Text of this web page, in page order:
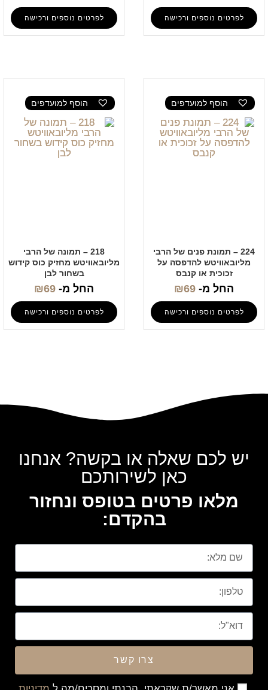
לפרטים נוספים ורכישה לפרטים נוספים ורכישה
הוסף למועדפים
224 – תמונת פנים של הרבי
מליובאוויטש להדפסה על
זכוכית או קנבס
החל מ- ₪69
לפרטים נוספים ורכישה
הוסף למועדפים
218 – תמונה של הרבי
מליובאוויטש מחזיק כוס קידוש
בשחור לבן
החל מ- ₪69
לפרטים נוספים ורכישה
יש לכם שאלה או בקשה? אנחנו
כאן לשירותכם
מלאו פרטים בטופס ונחזור
בהקדם:
צרו קשר